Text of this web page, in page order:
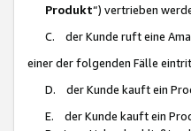
Produkt“) vertrieben
C. der Kunde ruft eine
einer der folgenden Fälle
D. der Kunde kauft ein
E. der Kunde kauft ein